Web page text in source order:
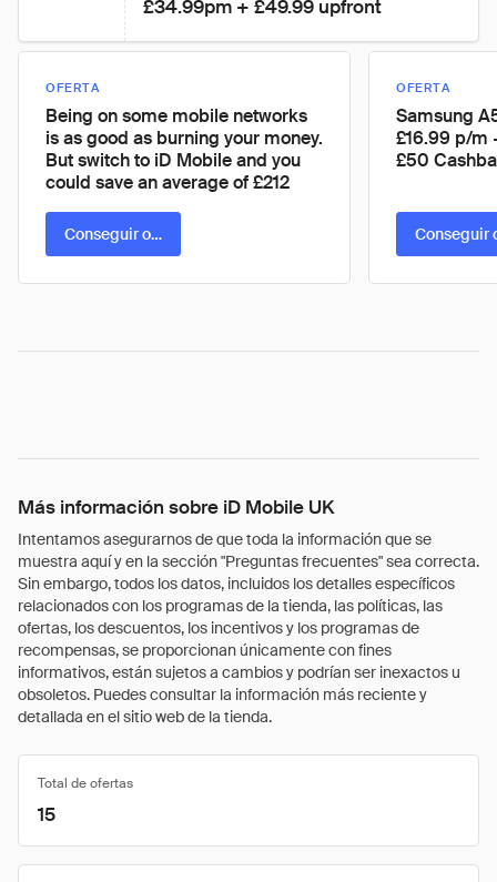
£34.99pm + £49.99 upfront
OFERTA
Being on some mobile networks
is as good as burning your money.
But switch to iD Mobile and you
could save an average of £212
Conseguir oferta
OFERTA
Samsung
£16.99 p/m
£50
Conseguir
Más información sobre iD Mobile UK
Intentamos asegurarnos de que toda la información que se
muestra aquí y en la sección "Preguntas frecuentes" sea correcta.
Sin embargo, todos los datos, incluidos los detalles específicos
relacionados con los programas de la tienda, las políticas, las
ofertas, los descuentos, los incentivos y los programas de
recompensas, se proporcionan únicamente con fines
informativos, están sujetos a cambios y podrían ser inexactos u
obsoletos. Puedes consultar la información más reciente y
detallada en el sitio web de la tienda.
Total de ofertas
15